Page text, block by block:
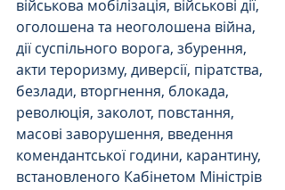
військова мобілізація, військові дії,
оголошена та неоголошена війна,
дії суспільного ворога, збурення,
акти тероризму, диверсії, піратства,
безлади, вторгнення, блокада,
революція, заколот, повстання,
масові заворушення, введення
комендантської години, карантину,
встановленого Кабінетом Міністрів